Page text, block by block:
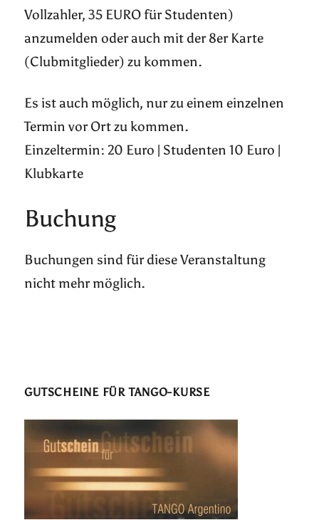
Vollzahler, 35 EURO für Studenten)
anzumelden oder auch mit der 8er Karte
(Clubmitglieder) zu kommen.
Es ist auch möglich, nur zu einem einzelnen
Termin vor Ort zu kommen.
Einzeltermin: 20 Euro | Studenten 10 Euro |
Klubkarte
Buchung
Buchungen sind für diese Veranstaltung
nicht mehr möglich.
GUTSCHEINE FÜR TANGO-KURSE